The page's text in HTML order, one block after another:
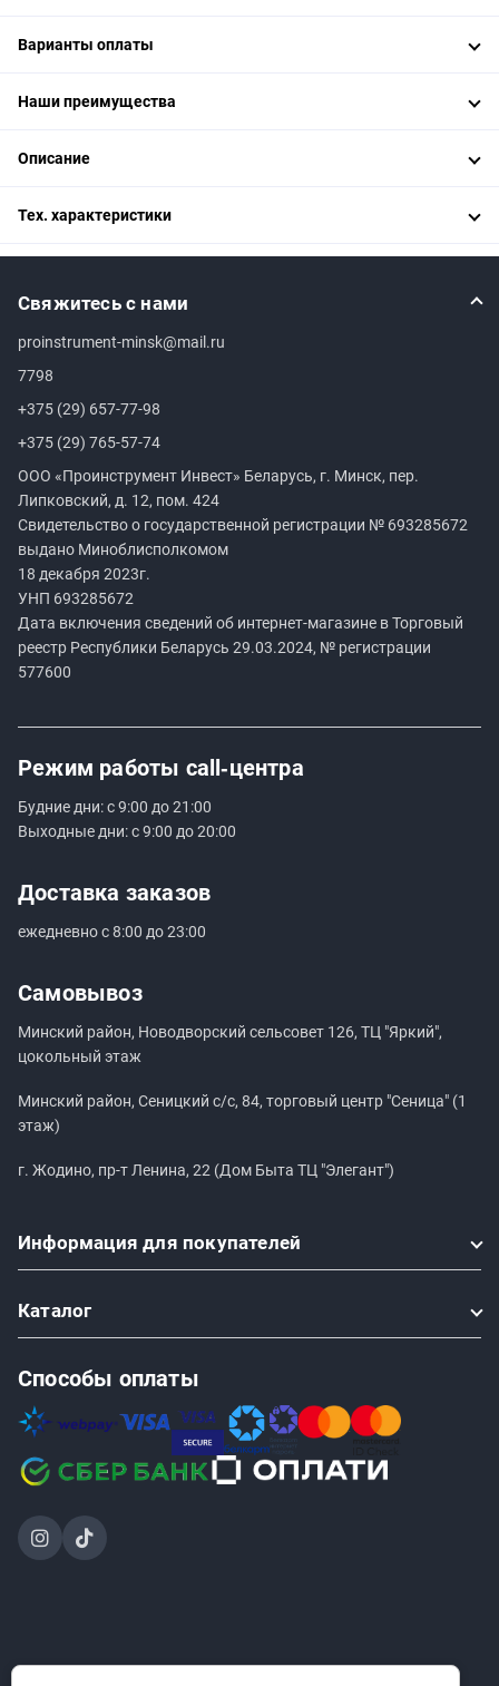
Варианты оплаты
Наши преимущества
Описание
Тех. характеристики
Свяжитесь с нами
proinstrument-minsk@mail.ru
7798
+375 (29) 657-77-98
+375 (29) 765-57-74
ООО «Проинструмент Инвест» Беларусь, г. Минск, пер.
Липковский, д. 12, пом. 424
Свидетельство о государственной регистрации № 693285672
выдано Миноблисполкомом
18 декабря 2023г.
УНП 693285672
Дата включения сведений об интернет-магазине в Торговый
реестр Республики Беларусь 29.03.2024, № регистрации
577600
Режим работы call‑центра
Будние дни: с 9:00 до 21:00
Выходные дни: с 9:00 до 20:00
Доставка заказов
ежедневно с 8:00 до 23:00
Самовывоз
Минский район, Новодворский сельсовет 126, ТЦ "Яркий",
цокольный этаж
Минский район, Сеницкий с/с, 84, торговый центр "Сеница" (1
этаж)
г. Жодино, пр-т Ленина, 22 (Дом Быта ТЦ "Элегант")
Информация для покупателей
Каталог
Способы оплаты